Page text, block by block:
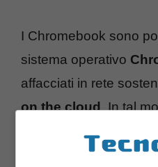
I Chromebook sono
sistema operativo
affacciati in rete
on the cloud. In tal
interna è ridotta
finale. Eccola